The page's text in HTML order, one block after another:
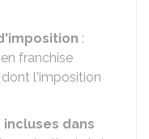
:
franchise
l'imposition
dans